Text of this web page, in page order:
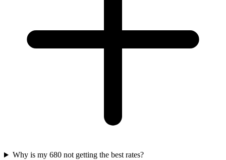
Why is my 680 not getting the best rates?